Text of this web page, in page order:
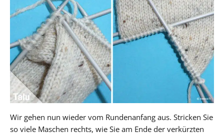
Wir gehen nun wieder vom Rundenanfang aus. Stricken Sie
so viele Maschen rechts, wie Sie am Ende der verkürzten